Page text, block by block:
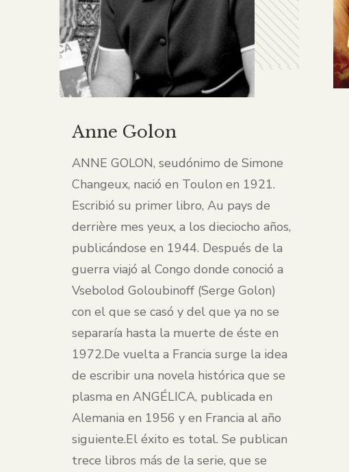
Anne Golon
ANNE GOLON, seudónimo de Simone
Changeux, nació en Toulon en 1921.
Escribió su primer libro, Au pays de
derrière mes yeux, a los dieciocho años,
publicándose en 1944. Después de la
guerra viajó al Congo donde conoció a
Vsebolod Goloubinoff (Serge Golon)
con el que se casó y del que ya no se
separaría hasta la muerte de éste en
1972.De vuelta a Francia surge la idea
de escribir una novela histórica que se
plasma en ANGÉLICA, publicada en
Alemania en 1956 y en Francia al año
siguiente.El éxito es total. Se publican
trece libros más de la serie, que se